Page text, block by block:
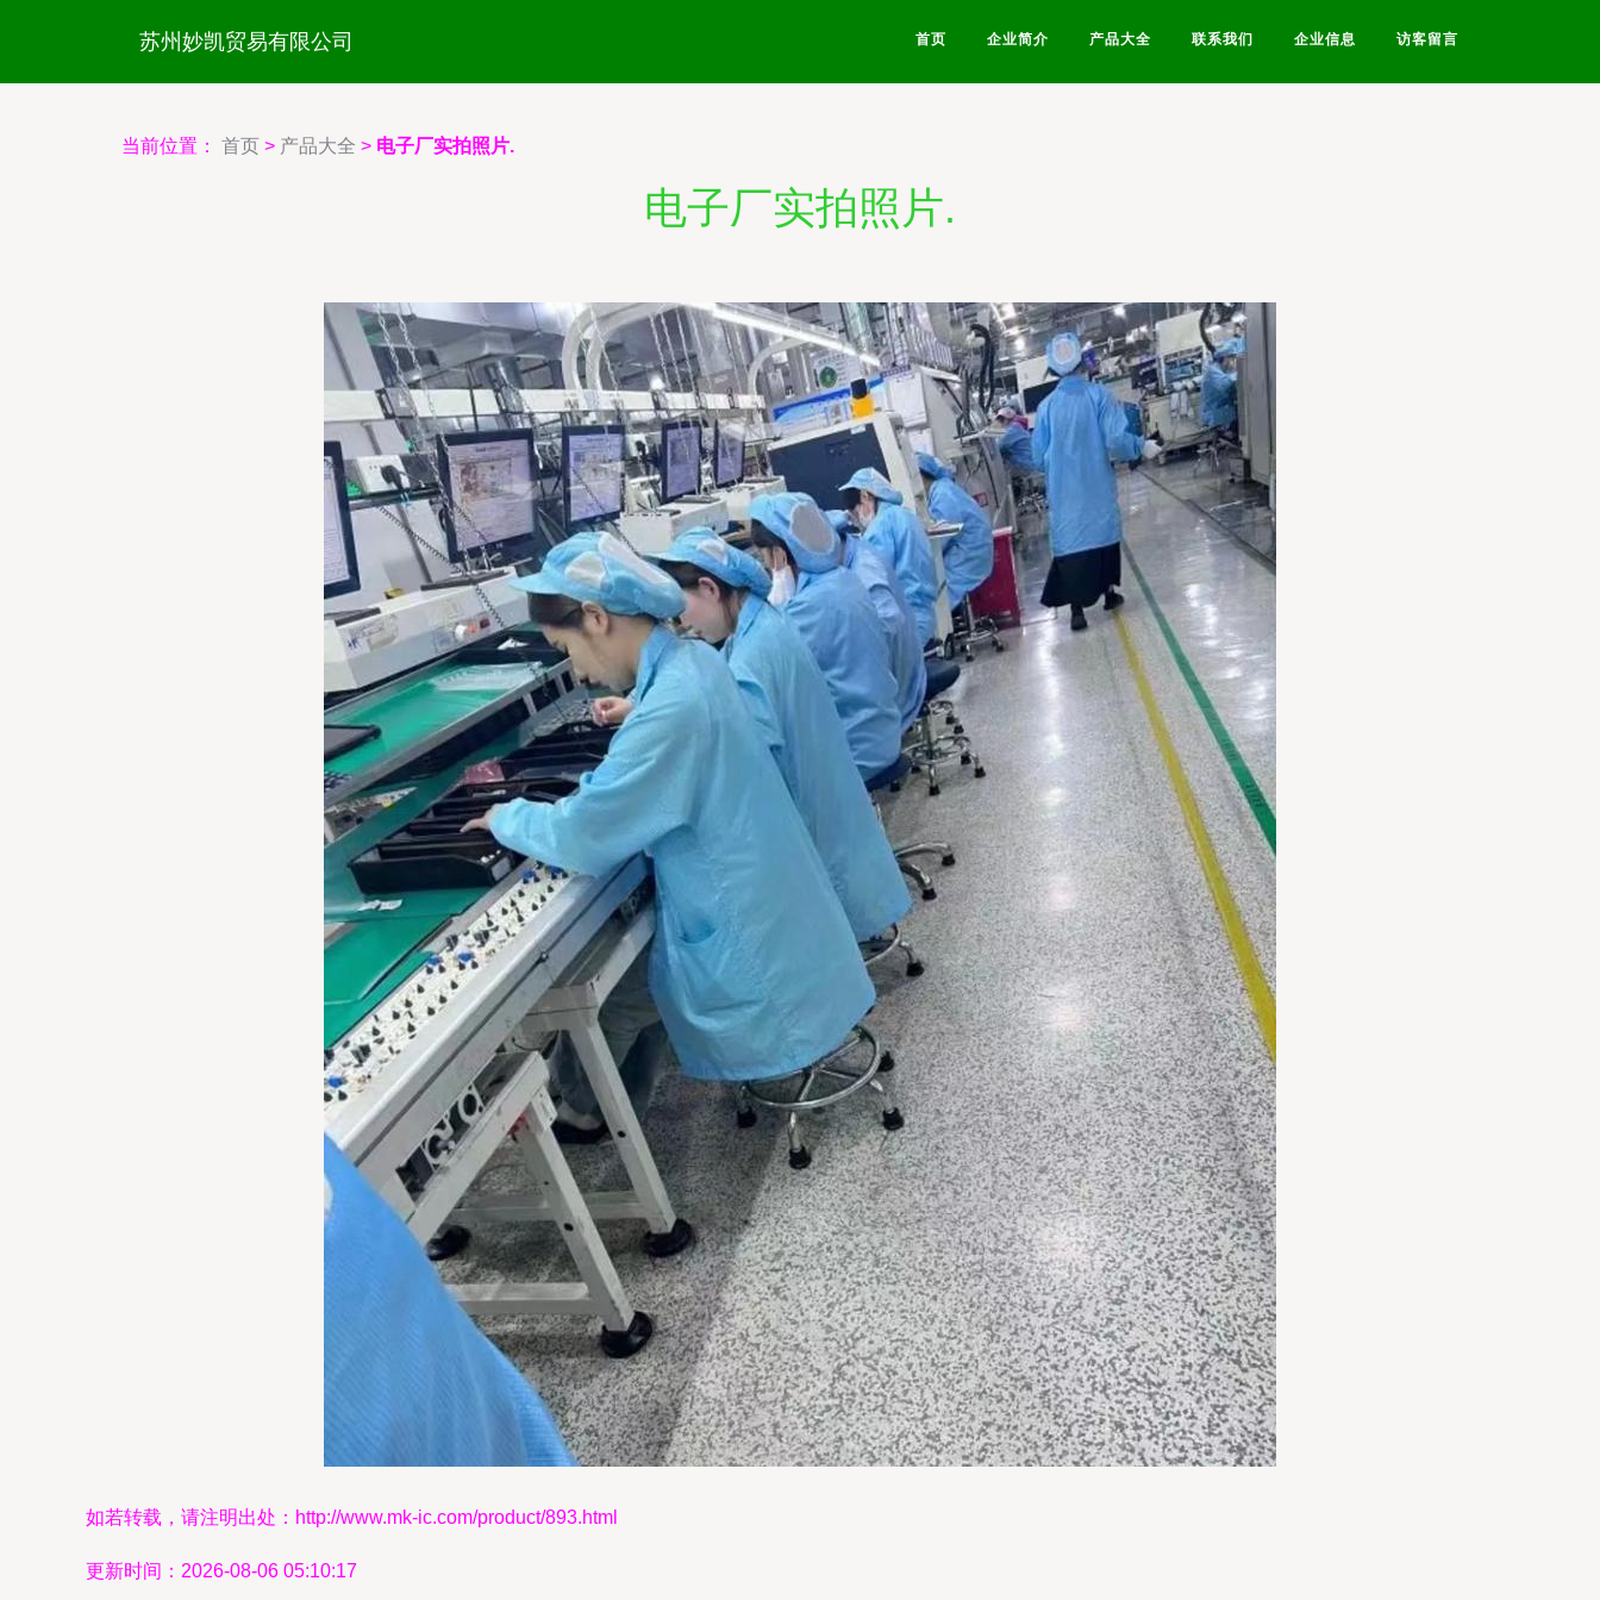
苏州妙凯贸易有限公司 首页 企业简介 产品大全 联系我们 企业信息 访客留言
当前位置： 首页 > 产品大全 > 电子厂实拍照片.
电子厂实拍照片.
如若转载，请注明出处：http://www.mk-ic.com/product/893.html
更新时间：2026-08-06 05:10:17